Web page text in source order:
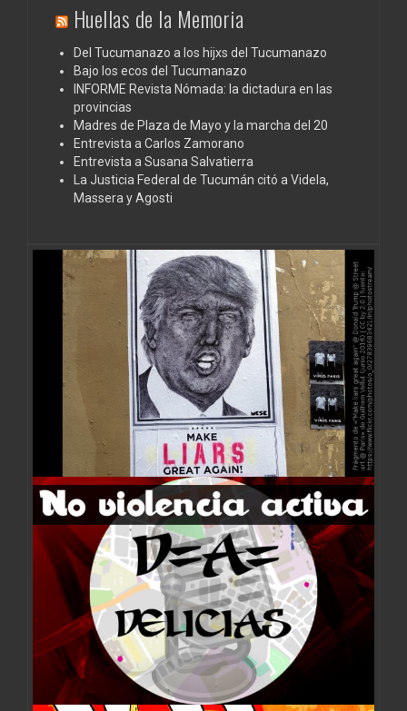
Huellas de la Memoria
Del Tucumanazo a los hijxs del Tucumanazo
Bajo los ecos del Tucumanazo
INFORME Revista Nómada: la dictadura en las
provincias
Madres de Plaza de Mayo y la marcha del 20
Entrevista a Carlos Zamorano
Entrevista a Susana Salvatierra
La Justicia Federal de Tucumán citó a Videla,
Massera y Agosti